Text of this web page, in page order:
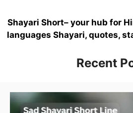
Shayari Short– your hub for
languages Shayari, quotes,
Recent